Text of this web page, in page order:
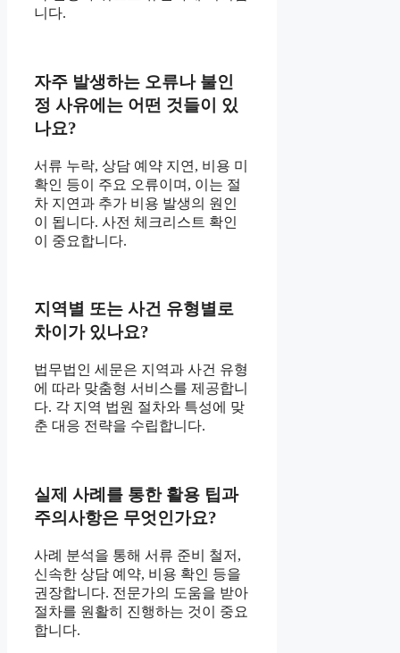
니다.
자주 발생하는 오류나 불인
정 사유에는 어떤 것들이 있
나요?
서류 누락, 상담 예약 지연, 비용 미
확인 등이 주요 오류이며, 이는 절
차 지연과 추가 비용 발생의 원인
이 됩니다. 사전 체크리스트 확인
이 중요합니다.
지역별 또는 사건 유형별로
차이가 있나요?
법무법인 세문은 지역과 사건 유형
에 따라 맞춤형 서비스를 제공합니
다. 각 지역 법원 절차와 특성에 맞
춘 대응 전략을 수립합니다.
실제 사례를 통한 활용 팁과
주의사항은 무엇인가요?
사례 분석을 통해 서류 준비 철저,
신속한 상담 예약, 비용 확인 등을
권장합니다. 전문가의 도움을 받아
절차를 원활히 진행하는 것이 중요
합니다.